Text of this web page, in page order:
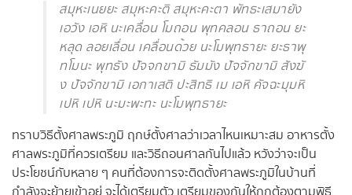
สมุหะเนยยะ สมุหะคะติ สมุหะคะตา พัทธะเสมายัง
เอวัง เอหิ นะเคลื่อน โมถอน พุทคลอน ธาถอน ยะ
หลุด ลอยเลื่อน เคลื่อนด้วย นะโมพุทธายะ ยะธาพุ
ทโมนะ พุทธัง ปัจจกขามิ ธัมมัง ปัจจักขามิ สังฆั
ง ปัจจักขามิ เอกาเสติ ปะสิทธิ เม เอหิ คัจฉะมุมหิ
เปหิ เปหิ นะมะพะทะ นะโมพุทธายะ
ทราบวิธีตั้งศาลพระภูมิ ฤกษ์ตั้งศาลว่าเวลาไหนเหมาะสม อาหารตั้ง
ศาลพระภูมิที่ควรเตรียม และวิธีถอนศาลกันไปแล้ว หวังว่าจะเป็น
ประโยชน์กับหลาย ๆ คนที่ต้องการจะติดตั้งศาลพระภูมิในบ้านที่